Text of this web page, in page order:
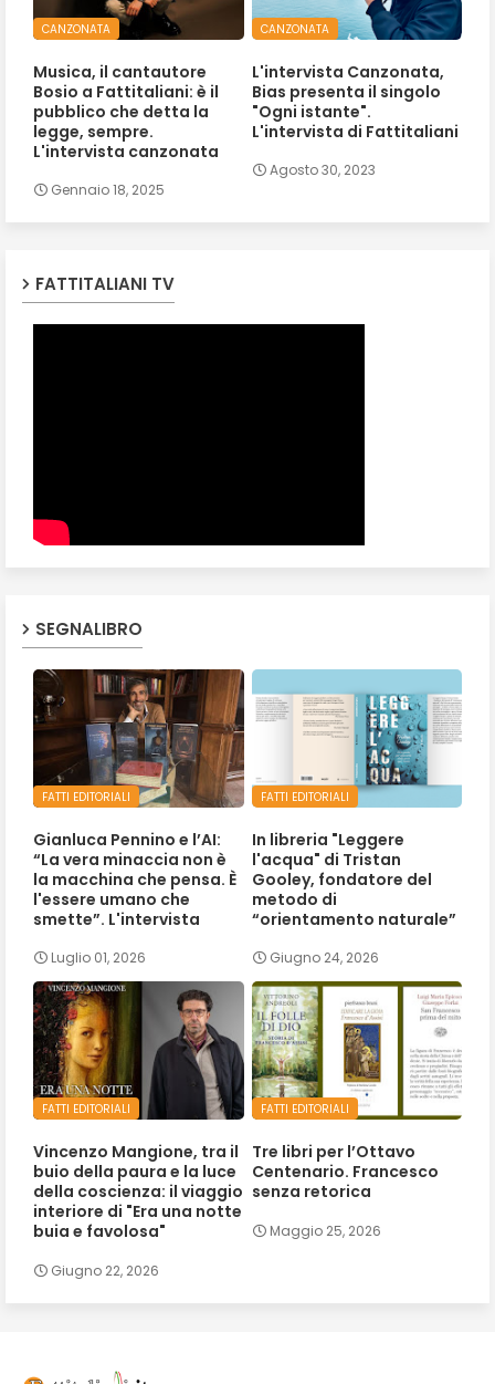
CANZONATA
Musica, il cantautore
Bosio a Fattitaliani: è il
pubblico che detta la
legge, sempre.
L'intervista canzonata
Gennaio 18, 2025
CANZONATA
L'intervista Canzonata,
Bias presenta il singolo
"Ogni istante".
L'intervista di Fattitaliani
Agosto 30, 2023
FATTITALIANI TV
SEGNALIBRO
FATTI EDITORIALI
Gianluca Pennino e l’AI:
“La vera minaccia non è
la macchina che pensa. È
l'essere umano che
smette”. L'intervista
Luglio 01, 2026
FATTI EDITORIALI
In libreria "Leggere
l'acqua" di Tristan
Gooley, fondatore del
metodo di
“orientamento naturale”
Giugno 24, 2026
FATTI EDITORIALI
Vincenzo Mangione, tra il
buio della paura e la luce
della coscienza: il viaggio
interiore di "Era una notte
buia e favolosa"
Giugno 22, 2026
FATTI EDITORIALI
Tre libri per l’Ottavo
Centenario. Francesco
senza retorica
Maggio 25, 2026